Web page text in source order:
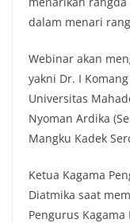
dalam menari
Webinar akan
yakni Dr. I
Universitas
Nyoman Ardika
Mangku Kadek
Ketua Kagama
Diatmika saat
Pengurus